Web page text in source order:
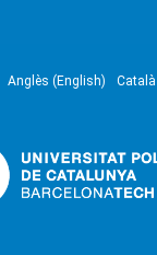
Anglès (English) Català